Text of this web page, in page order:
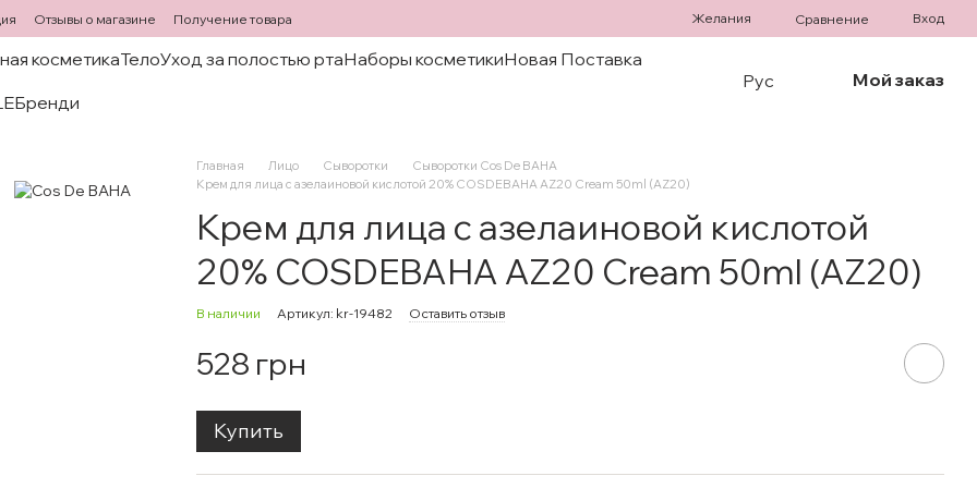
Отзывы о магазине Получение товара Желания Сравнение Вход
косметикаТелоУход за полостью ртаНаборы косметикиНовая Поставка
Бренди
Рус Мой заказ
Главная Лицо Сыворотки
Сыворотки Cos De BAHA
Крем для лица с азелаиновой кислотой 20% COSDEBAHA AZ20 Cream 50ml (AZ20)
Крем для лица с азелаиновой кислотой
20% COSDEBAHA AZ20 Cream 50ml (AZ20)
В наличии Артикул: kr-19482 Оставить отзыв
528 грн
Купить